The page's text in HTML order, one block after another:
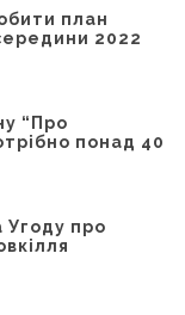
план
2022
“Про
понад 40
Угоду про